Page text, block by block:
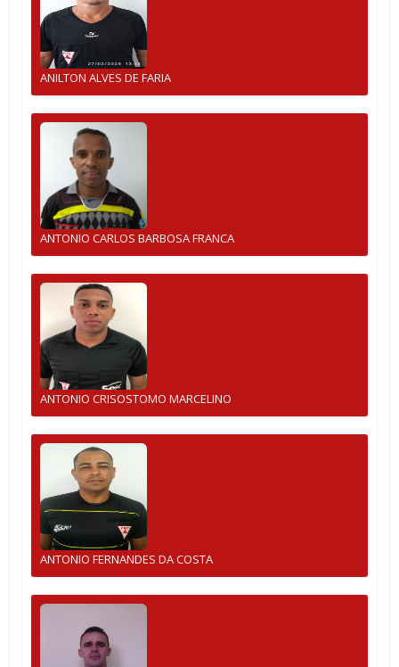
ANILTON ALVES DE FARIA
ANTONIO CARLOS BARBOSA FRANCA
ANTONIO CRISOSTOMO MARCELINO
ANTONIO FERNANDES DA COSTA